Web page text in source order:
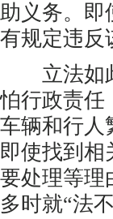
助义务。即
有规定违反
立法如此
怕行政责任
车辆和行人
即使找到相
要处理等理
多时就“法